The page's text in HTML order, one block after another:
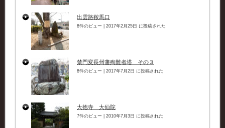
出雲路鞍馬口
8件のビュー 2017年2月25日 に投稿された
禁門変長州藩殉難者塔 その３
8件のビュー 2017年7月2日 に投稿された
大徳寺 大仙院
7件のビュー 2010年7月3日 に投稿された